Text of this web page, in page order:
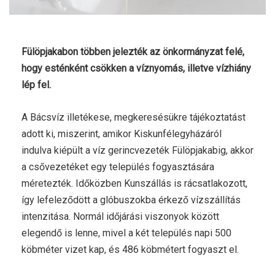
Fülöpjakabon többen jelezték az önkormányzat felé,
hogy esténként csökken a víznyomás, illetve vízhiány
lép fel.
A Bácsvíz illetékese, megkeresésükre tájékoztatást
adott ki, miszerint, amikor Kiskunfélegyházáról
indulva kiépült a víz gerincvezeték Fülöpjakabig, akkor
a csővezetéket egy település fogyasztására
méretezték. Időközben Kunszállás is rácsatlakozott,
így lefeleződött a glóbuszokba érkező vízszállítás
intenzitása. Normál időjárási viszonyok között
elegendő is lenne, mivel a két település napi 500
köbméter vizet kap, és 486 köbmétert fogyaszt el.